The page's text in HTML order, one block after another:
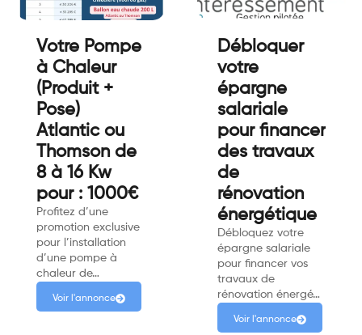
Votre Pompe
à Chaleur
(Produit +
Pose)
Atlantic ou
Thomson de
8 à 16 Kw
pour : 1000€
Profitez d’une
promotion exclusive
pour l’installation
d’une pompe à
chaleur de…
Voir l'annonce
Débloquer
votre
épargne
salariale
pour financer
des travaux
de
rénovation
énergétique
Débloquez votre
épargne salariale
pour financer vos
travaux de
rénovation énergé…
Voir l'annonce